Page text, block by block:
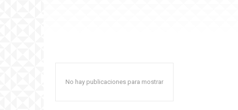
No hay publicaciones para mostrar